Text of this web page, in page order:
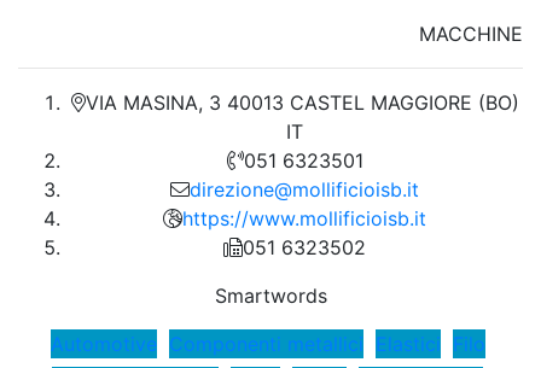
MACCHINE
VIA MASINA, 3 40013 CASTEL MAGGIORE (BO)
IT
051 6323501
direzione@mollificioisb.it
https://www.mollificioisb.it
051 6323502
Smartwords
Automotive Componenti metallici Elastici Filo